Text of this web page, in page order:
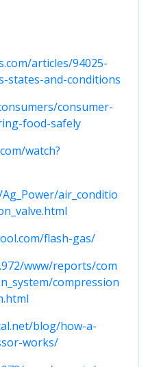
articles/94025-
states-and-conditions
consumer-
food-safely
watch?
air_conditio
flash-gas/
www/reports/com
compression
blog/how-a-
works/